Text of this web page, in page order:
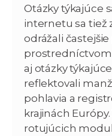
Otázky týkajúce
internetu sa tiež
odrážali
aj otázky
reflektovali
pohlavia a
krajinách
rotujúcich